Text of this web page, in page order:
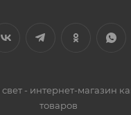
- интернет-магазин
товаров